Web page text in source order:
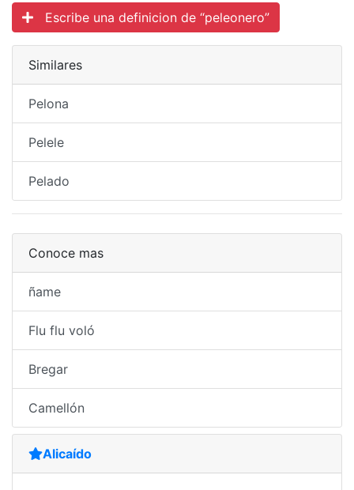
Escribe una definicion de “peleonero”
Similares
Pelona
Pelele
Pelado
Conoce mas
ñame
Flu flu voló
Bregar
Camellón
Alicaído